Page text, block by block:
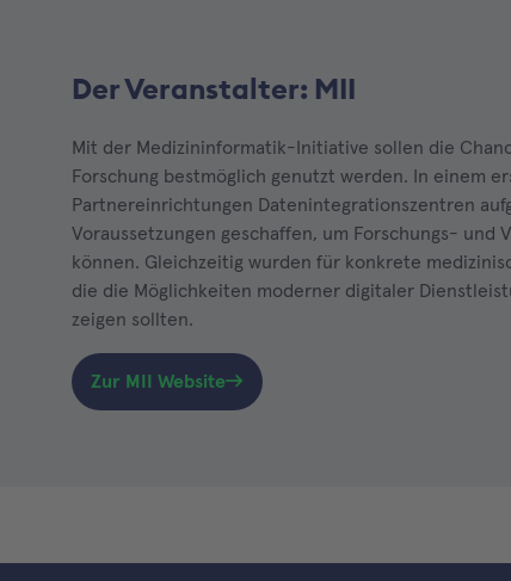
Der Veranstalter: MII
Mit der Medizininformatik-Initiative sollen die
Forschung bestmöglich genutzt werden. In einem
Partnereinrichtungen Datenintegrationszentren
Voraussetzungen geschaffen, um Forschungs-
können. Gleichzeitig wurden für konkrete
die die Möglichkeiten moderner digitaler
zeigen sollten.
Zur MII Website